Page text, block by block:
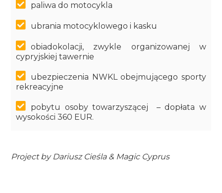
paliwa do motocykla
ubrania motocyklowego i kasku
obiadokolacji, zwykle organizowanej w
cypryjskiej tawernie
ubezpieczenia NWKL obejmującego sporty
rekreacyjne
pobytu osoby towarzyszącej – dopłata w
wysokości 360 EUR.
Project by Dariusz Cieśla & Magic Cyprus